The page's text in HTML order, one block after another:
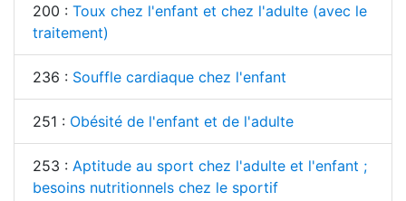
200 : Toux chez l'enfant et chez l'adulte (avec le
traitement)
236 : Souffle cardiaque chez l'enfant
251 : Obésité de l'enfant et de l'adulte
253 : Aptitude au sport chez l'adulte et l'enfant ;
besoins nutritionnels chez le sportif